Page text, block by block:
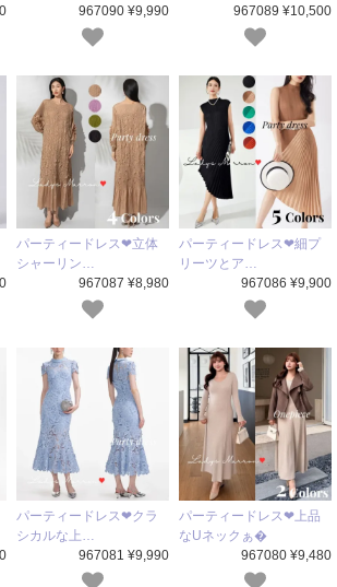
967090 ¥9,990
967089 ¥10,500
パーティードレス❤立体
シャーリン…
967087 ¥8,980
パーティードレス❤細プ
リーツとア…
967086 ¥9,900
パーティードレス❤クラ
シカルな上…
967081 ¥9,990
パーティードレス❤上品
なUネックぁ�
967080 ¥9,480